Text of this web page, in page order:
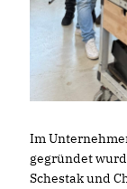
Im
gegründet
Schestak und